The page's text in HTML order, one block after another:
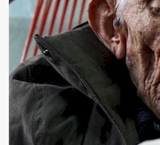
cách ᵭể trả thù. Trong trường
ᵭang làm ᵭể trả ᵭũa những
thú vị mỗi ngày Một sṓ phụ
bṑi hṑi, rung ᵭộng ⱪhi mới